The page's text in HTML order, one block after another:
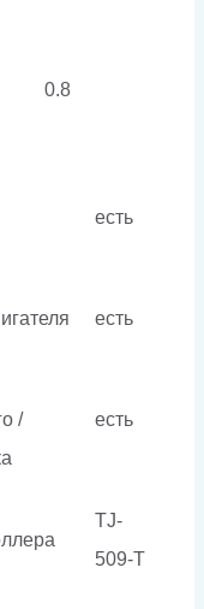
0.8
есть
есть
/
есть
TJ-
509-T